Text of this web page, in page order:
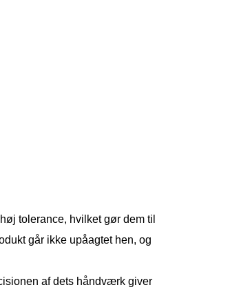
tolerance, hvilket gør dem til
går ikke upåagtet hen, og
af ​​dets håndværk giver